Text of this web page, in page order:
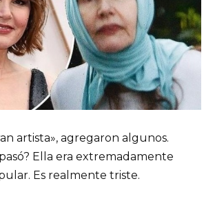
artista», agregaron algunos.
Ella era extremadamente
Es realmente triste.